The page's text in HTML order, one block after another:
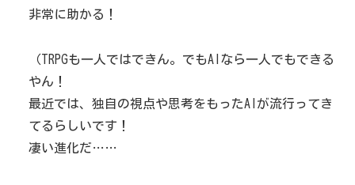
非常に助かる！
（TRPGも一人ではできん。でもAIなら一人でもできる
やん！
最近では、独自の視点や思考をもったAIが流行ってき
てるらしいです！
凄い進化だ……